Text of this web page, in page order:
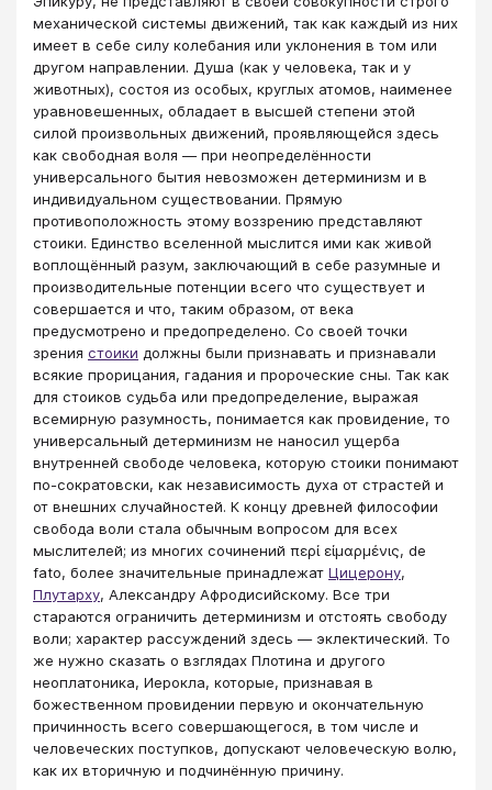
механической системы движений, так как каждый из них
имеет в себе силу колебания или уклонения в том или
другом направлении. Душа (как у человека, так и у
животных), состоя из особых, круглых атомов, наименее
уравновешенных, обладает в высшей степени этой
силой произвольных движений, проявляющейся здесь
как свободная воля — при неопределённости
универсального бытия невозможен детерминизм и в
индивидуальном существовании. Прямую
противоположность этому воззрению представляют
стоики. Единство вселенной мыслится ими как живой
воплощённый разум, заключающий в себе разумные и
производительные потенции всего что существует и
совершается и что, таким образом, от века
предусмотрено и предопределено. Со своей точки
зрения стоики должны были признавать и признавали
всякие прорицания, гадания и пророческие сны. Так как
для стоиков судьба или предопределение, выражая
всемирную разумность, понимается как провидение, то
универсальный детерминизм не наносил ущерба
внутренней свободе человека, которую стоики понимают
по-сократовски, как независимость духа от страстей и
от внешних случайностей. К концу древней философии
свобода воли стала обычным вопросом для всех
мыслителей; из многих сочинений περί είμαρμένις, de
fato, более значительные принадлежат Цицерону,
Плутарху, Александру Афродисийскому. Все три
стараются ограничить детерминизм и отстоять свободу
воли; характер рассуждений здесь — эклектический. То
же нужно сказать о взглядах Плотина и другого
неоплатоника, Иерокла, которые, признавая в
божественном провидении первую и окончательную
причинность всего совершающегося, в том числе и
человеческих поступков, допускают человеческую волю,
как их вторичную и подчинённую причину.